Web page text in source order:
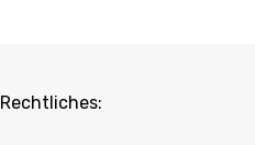
Rechtliches: